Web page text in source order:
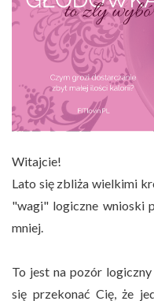
Witajcie!
Lato się zbliża wielkimi
"wagi" logiczne wnioski
mniej.
To jest na pozór
się przekonać Cię, że